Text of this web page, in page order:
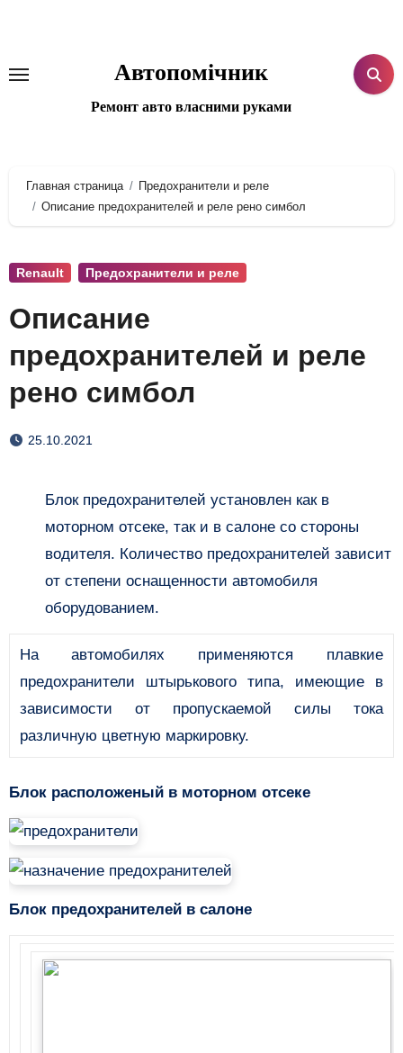
Автопомічник
Ремонт авто власними руками
Главная страница
Предохранители и реле
Описание предохранителей и реле рено симбол
Renault Предохранители и реле
Описание
предохранителей и реле
рено симбол
25.10.2021
Блок предохранителей установлен как в
моторном отсеке, так и в салоне со стороны
водителя. Количество предохранителей зависит
от степени оснащенности автомобиля
оборудованием.
На автомобилях применяются плавкие
предохранители штырькового типа, имеющие в
зависимости от пропускаемой силы тока
различную цветную маркировку.
Блок расположеный в моторном отсеке
Блок предохранителей в салоне